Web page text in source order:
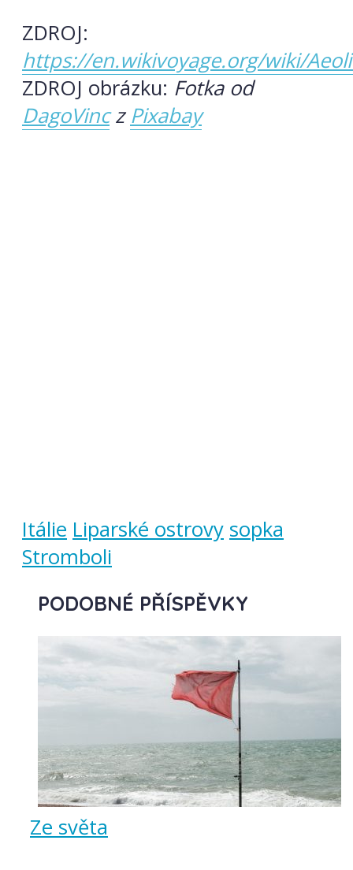
ZDROJ:
https://en.wikivoyage.org/wiki/
ZDROJ obrázku: Fotka od
DagoVinczPixabay
Itálie Liparské ostrovy sopka
Stromboli
PODOBNÉ PŘÍSPĚVKY
Ze světa